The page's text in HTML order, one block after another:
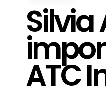
Silvia
ATC